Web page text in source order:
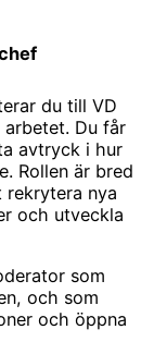
du till VD
Du får
avtryck i hur
Rollen är bred
nya
och utveckla
som
och som
och öppna